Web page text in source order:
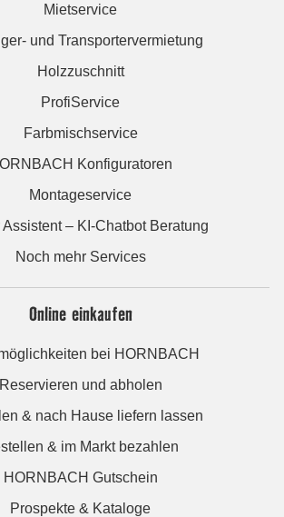
Mietservice
und Transportervermietung
Holzzuschnitt
ProfiService
Farbmischservice
Konfiguratoren
Montageservice
Assistent – KI-Chatbot Beratung
Noch mehr Services
Online einkaufen
bei HORNBACH
Reservieren und abholen
& nach Hause liefern lassen
& im Markt bezahlen
HORNBACH Gutschein
Prospekte & Kataloge